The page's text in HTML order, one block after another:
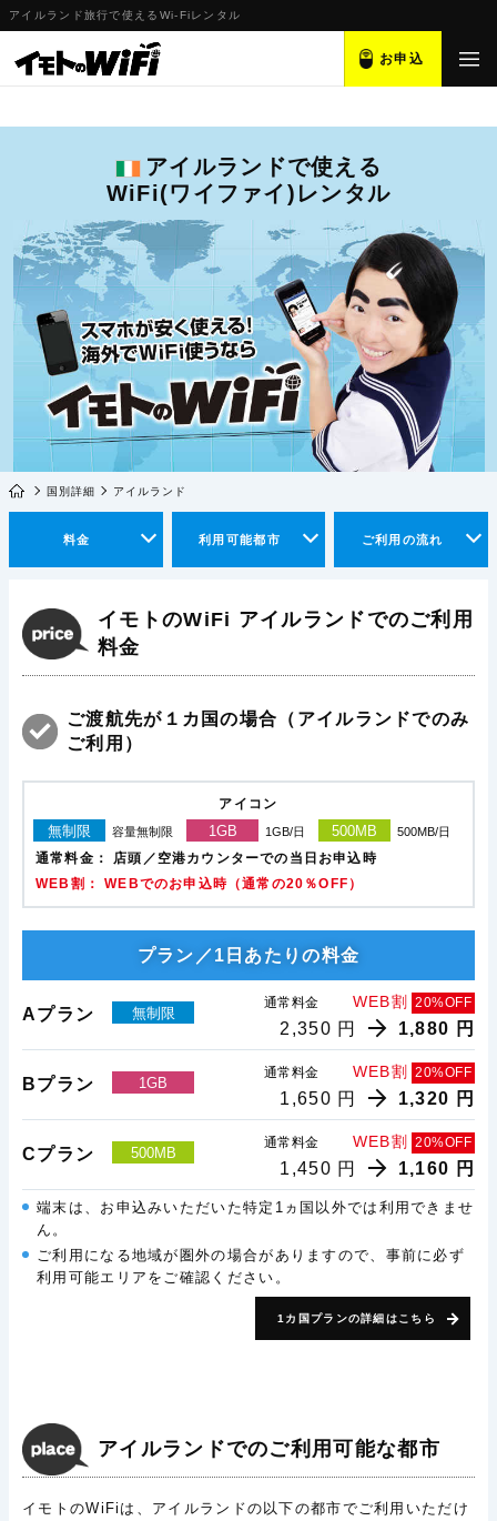
アイルランド旅行で使えるWi-Fiレンタル
お申込
アイルランドで使える
WiFi(ワイファイ)レンタル
国別詳細 アイルランド
料金 利用可能都市 ご利用の流れ
イモトのWiFi アイルランドでのご利用
料金
ご渡航先が１カ国の場合（アイルランドでのみ
ご利用）
アイコン
無制限 容量無制限 1GB 1GB/日 500MB 500MB/日
通常料金：
店頭／空港カウンターでの当日お申込時
WEB割： WEBでのお申込時（通常の20％OFF）
プラン／1日あたりの料金
Aプラン 無制限
通常料金 WEB割 20%OFF
2,350 円 1,880 円
Bプラン 1GB
通常料金 WEB割 20%OFF
1,650 円 1,320 円
Cプラン 500MB
通常料金 WEB割 20%OFF
1,450 円 1,160 円
端末は、お申込みいただいた特定1ヵ国以外では利用できませ
ん。
ご利用になる地域が圏外の場合がありますので、事前に必ず
利用可能エリアをご確認ください。
1カ国プランの詳細はこちら
アイルランドでのご利用可能な都市
イモトのWiFiは、アイルランドの以下の都市でご利用いただけ